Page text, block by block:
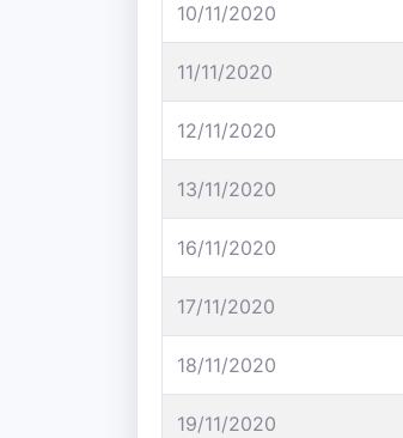
10/11/2020
11/11/2020
12/11/2020
13/11/2020
16/11/2020
17/11/2020
18/11/2020
19/11/2020